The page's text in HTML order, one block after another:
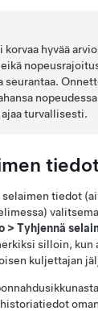
hyvää
seurantaa.
turvallisesti.
tiedot
> Tyhjennä
silloin, kun
kuljettajan